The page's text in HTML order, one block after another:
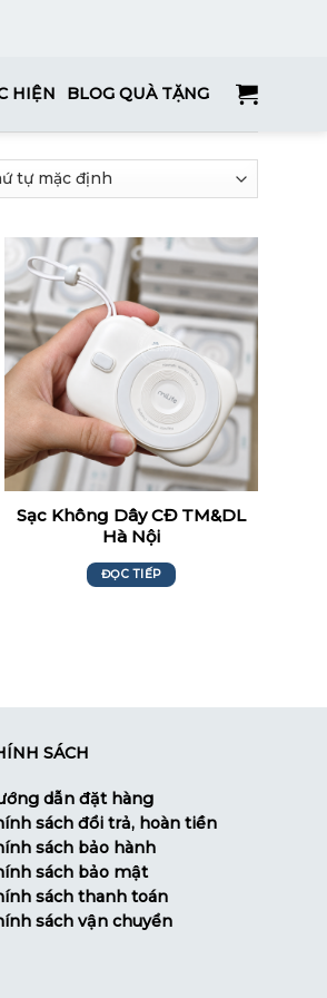
HIỆN BLOG QUÀ TẶNG
Sạc Không Dây CĐ TM&DL
Hà Nội
ĐỌC TIẾP
SÁCH
dẫn đặt hàng
sách đổi trả, hoàn tiền
sách bảo hành
sách bảo mật
sách thanh toán
sách vận chuyển